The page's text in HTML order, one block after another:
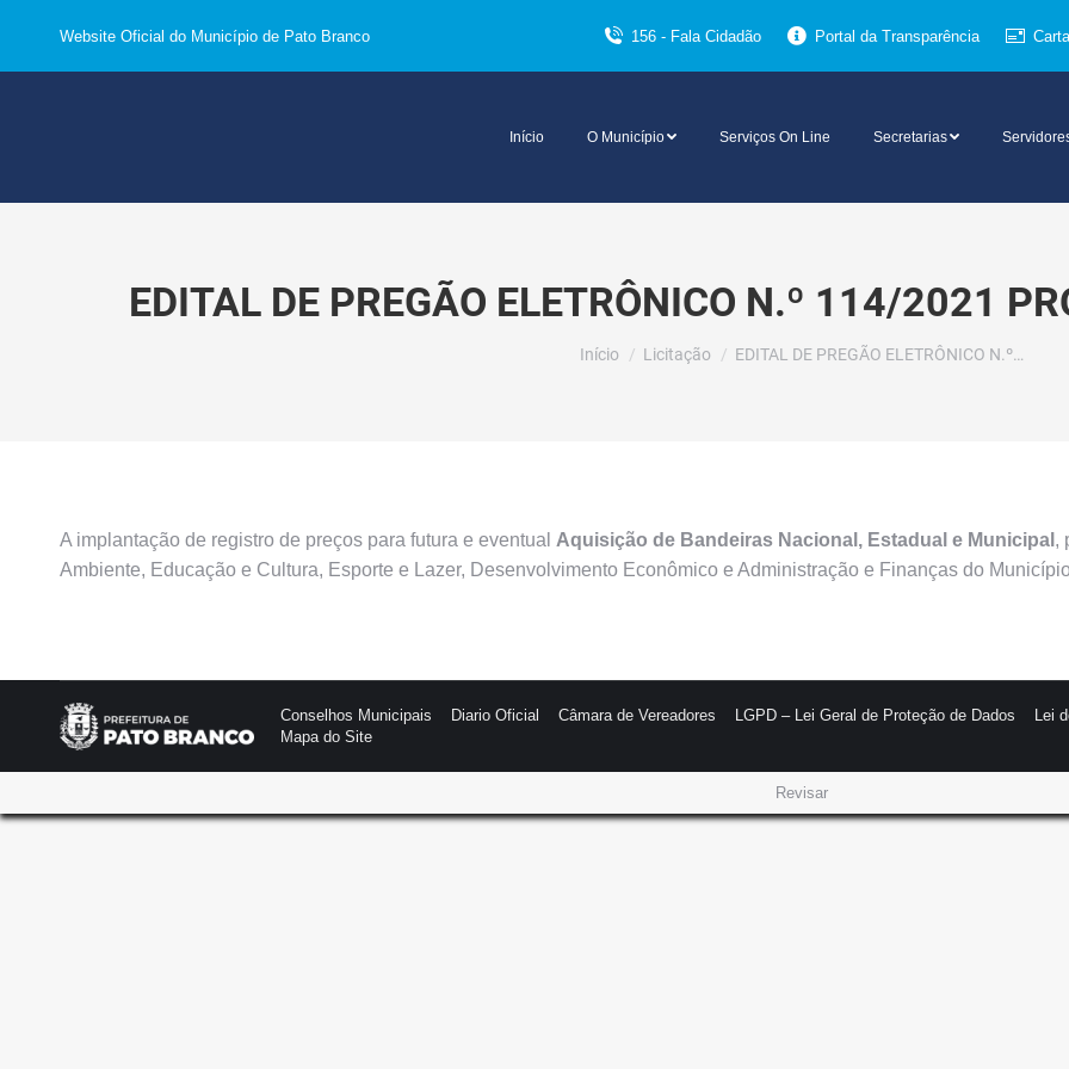
Website Oficial do Município de Pato Branco 156 - Fala Cidadão Portal da Transparência
Início O Município Serviços On Line Secretarias
EDITAL DE PREGÃO ELETRÔNICO N.º 114/2021
Você está aqui:
Início Licitação EDITAL DE PREGÃO ELETRÔNICO N.º…
A implantação de registro de preços para futura e eventual Aquisição de Bandeiras Nacional, Estadual e Municipal ,
Ambiente, Educação e Cultura, Esporte e Lazer, Desenvolvimento Econômico e Administração e Finanças do
Conselhos Municipais Diario Oficial Câmara de Vereadores LGPD – Lei Geral de Proteção de Dados Lei
Mapa do Site
Revisar